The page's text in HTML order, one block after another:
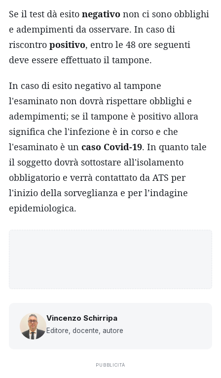
Se il test dà esito negativo non ci sono obblighi
e adempimenti da osservare. In caso di
riscontro positivo, entro le 48 ore seguenti
deve essere effettuato il tampone.
In caso di esito negativo al tampone
l'esaminato non dovrà rispettare obblighi e
adempimenti; se il tampone è positivo allora
significa che l'infezione è in corso e che
l'esaminato è un caso Covid-19. In quanto tale
il soggetto dovrà sottostare all'isolamento
obbligatorio e verrà contattato da ATS per
l'inizio della sorveglianza e per l’indagine
epidemiologica.
Vincenzo Schirripa
Editore, docente, autore
PUBBLICITÀ